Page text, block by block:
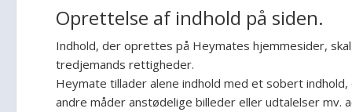
Oprettelse af indhold på siden.
Indhold, der oprettes på Heymates hjemmesider,
tredjemands rettigheder.
Heymate tillader alene indhold med et sobert
andre måder anstødelige billeder eller udtalelser